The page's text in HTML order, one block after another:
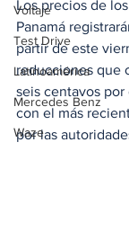
Voltaje
Test Drive
Latinoamérica
Mercedes Benz
Waze
Los precios de
Panamá
partir de este
reducciones que
seis centavos
con el más
por las